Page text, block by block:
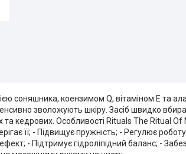
соняшника, коензимом Q, вітаміном Е та
зволожують шкіру. Засіб швидко
кедрових. Особливості Rituals The Ritual Of
її; - Підвищує пружність; - Регулює
- Підтримує гідроліпідний баланс; -